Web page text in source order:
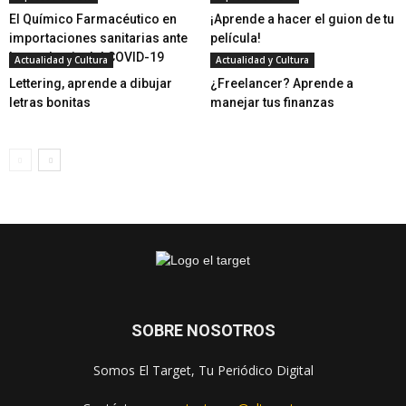
El Químico Farmacéutico en
importaciones sanitarias ante
la pandemia del COVID-19
¡Aprende a hacer el guion de tu
película!
Actualidad y Cultura
Lettering, aprende a dibujar
letras bonitas
Actualidad y Cultura
¿Freelancer? Aprende a
manejar tus finanzas
SOBRE NOSOTROS
Somos El Target, Tu Periódico Digital